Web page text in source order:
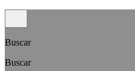
Buscar
Buscar